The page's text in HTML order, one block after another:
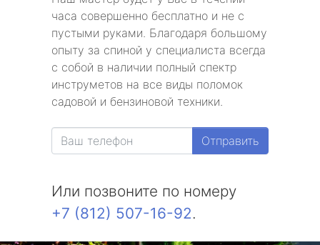
часа совершенно бесплатно и не с
пустыми руками. Благодаря большому
опыту за спиной у специалиста всегда
с собой в наличии полный спектр
инструметов на все виды поломок
садовой и бензиновой техники.
Отправить
Или позвоните по номеру
+7 (812) 507-16-92.